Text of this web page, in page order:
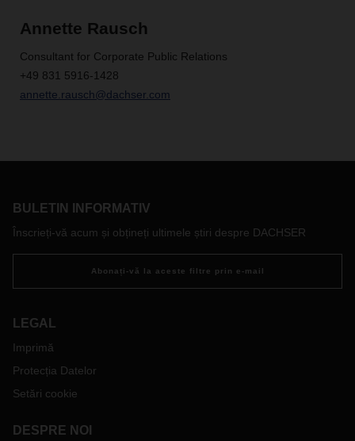
Annette Rausch
Consultant for Corporate Public Relations
+49 831 5916-1428
annette.rausch@dachser.com
BULETIN INFORMATIV
Înscrieți-vă acum și obțineți ultimele știri despre DACHSER
Abonați-vă la aceste filtre prin e-mail
LEGAL
Imprimă
Protecția Datelor
Setări cookie
DESPRE NOI